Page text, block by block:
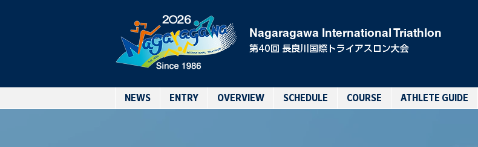
Nagaragawa International Triathlon
第40回 長良川国際トライアスロン大会
NEWS ENTRY OVERVIEW SCHEDULE COURSE ATHLETE GUIDE